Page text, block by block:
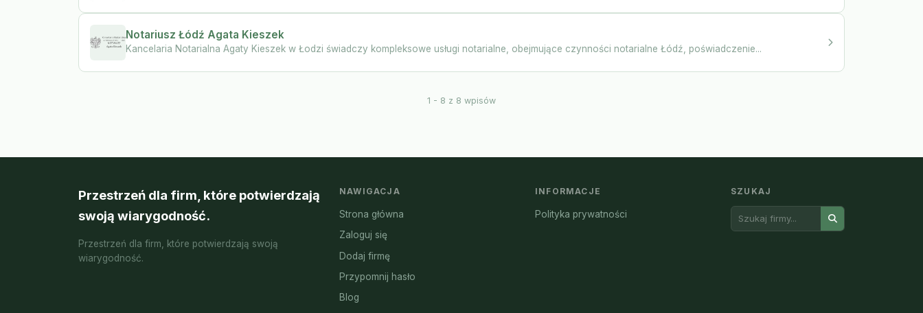
Notariusz Łódź Agata Kieszek
Kancelaria Notarialna Agaty Kieszek w Łodzi świadczy kompleksowe usługi notarialne, obejmujące czynności notarialne Łódź, poświadczenie...
1 - 8 z 8 wpisów
Przestrzeń dla firm, które potwierdzają
swoją wiarygodność.
Przestrzeń dla firm, które potwierdzają swoją
wiarygodność.
NAWIGACJA
Strona główna
Zaloguj się
Dodaj firmę
Przypomnij hasło
Blog
INFORMACJE
Polityka prywatności
SZUKAJ